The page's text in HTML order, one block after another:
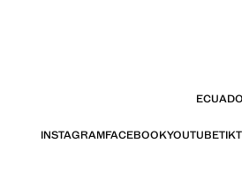
INSTAGRAMFACEBOOKYOUTUBE